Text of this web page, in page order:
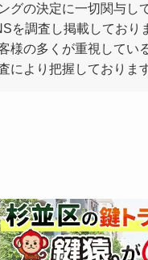
グの決定に一切関与
を調査し掲載しており
様の多くが重視してい
により把握しております